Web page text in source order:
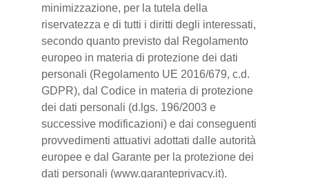
minimizzazione, per la tutela della
riservatezza e di tutti i diritti degli interessati,
secondo quanto previsto dal Regolamento
europeo in materia di protezione dei dati
personali (Regolamento UE 2016/679, c.d.
GDPR), dal Codice in materia di protezione
dei dati personali (d.lgs. 196/2003 e
successive modificazioni) e dai conseguenti
provvedimenti attuativi adottati dalle autorità
europee e dal Garante per la protezione dei
dati personali (www.garanteprivacy.it).